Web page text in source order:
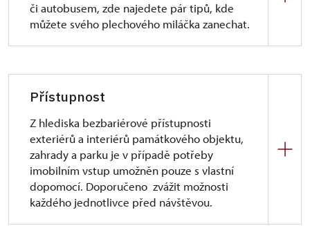
či autobusem, zde najedete pár tipů, kde
můžete svého plechového miláčka zanechat.
hlavní parkoviště - 400 m
u městského úřadu
- jen osobní
automobily, menší kapacita, 200 m
u bývalého mlýna
- 200 m
Velmi vhodný je výstup návštěvníků z autobusu na
Přístupnost
Z hlediska bezbariérové přístupnosti
exteriérů a interiérů památkového objektu,
zahrady a parku je v případě potřeby
imobilním vstup umožněn pouze s vlastní
dopomocí. Doporučeno zvážit možnosti
každého jednotlivce před návštěvou.